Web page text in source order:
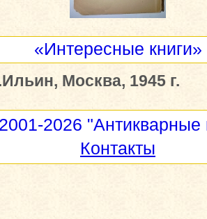
«Интересные книги»
Москва, 1945 г.
2026 "Антикварные
Контакты